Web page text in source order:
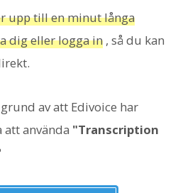
upp till en minut långa
dig eller logga in , så du kan
av att Edivoice har
använda "Transcription